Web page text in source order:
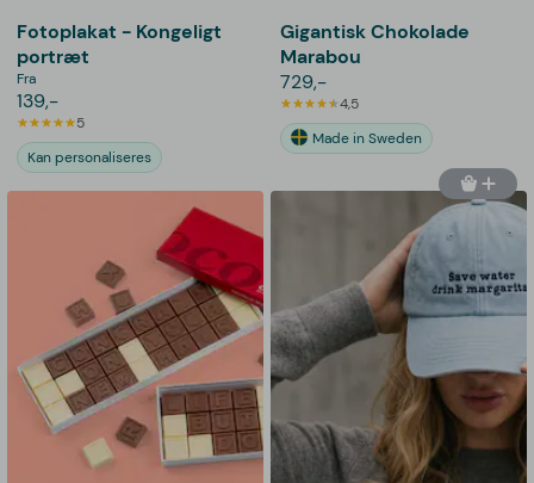
Fotoplakat - Kongeligt
portræt
Fra
139,-
5
Kan personaliseres
Gigantisk Chokolade
Marabou
729,-
4,5
Made in Sweden